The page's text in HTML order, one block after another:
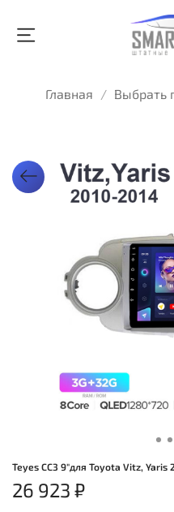
Главная Выбрать
Teyes CC3 9"для Toyota Vitz, Yaris
26 923 ₽